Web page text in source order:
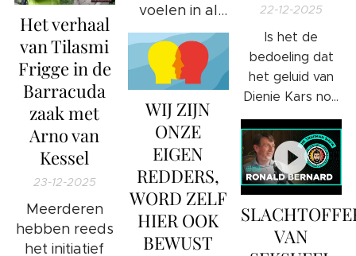
Het verhaal
van Tilasmi
Frigge in de
Barracuda
zaak met
Arno van
Kessel
23-12-2025
Meerderen
hebben reeds
het initiatief
voelen in al
jouw aderen
en in al jouw
vezels.
22-12-2025
Is het de
bedoeling dat
het geluid van
Dienie Kars nog
sterker door
gaat klinken in
onze
samenleving?
Wat is nu de
exacte
bedoeling
WIJ ZIJN
ONZE
EIGEN
REDDERS,
WORD ZELF
HIER OOK
BEWUST
VAN